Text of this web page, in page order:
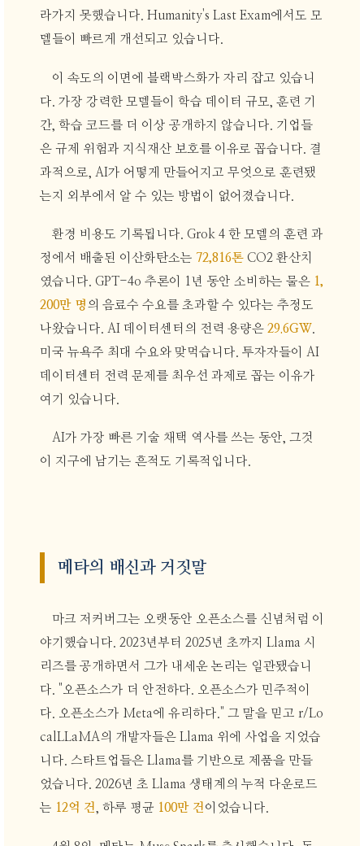
라가지 못했습니다. Humanity's Last Exam에서도 모
델들이 빠르게 개선되고 있습니다.
이 속도의 이면에 블랙박스화가 자리 잡고 있습니
다. 가장 강력한 모델들이 학습 데이터 규모, 훈련 기
간, 학습 코드를 더 이상 공개하지 않습니다. 기업들
은 규제 위험과 지식재산 보호를 이유로 꼽습니다. 결
과적으로, AI가 어떻게 만들어지고 무엇으로 훈련됐
는지 외부에서 알 수 있는 방법이 없어졌습니다.
환경 비용도 기록됩니다. Grok 4 한 모델의 훈련 과
정에서 배출된 이산화탄소는 72,816톤CO2 환산치
였습니다. GPT-4o 추론이 1년 동안 소비하는 물은
1,
200만 명 의 음료수 수요를 초과할 수 있다는 추정도
나왔습니다. AI 데이터센터의 전력 용량은 29.6GW
미국 뉴욕주 최대 수요와 맞먹습니다. 투자자들이 AI
데이터센터 전력 문제를 최우선 과제로 꼽는 이유가
여기 있습니다.
AI가 가장 빠른 기술 채택 역사를 쓰는 동안, 그것
이 지구에 남기는 흔적도 기록적입니다.
메타의 배신과 거짓말
마크 저커버그는 오랫동안 오픈소스를 신념처럼 이
야기했습니다. 2023년부터 2025년 초까지 Llama 시
리즈를 공개하면서 그가 내세운 논리는 일관됐습니
다. "오픈소스가 더 안전하다. 오픈소스가 민주적이
다. 오픈소스가 Meta에 유리하다." 그 말을 믿고 r/Lo
calLLaMA의 개발자들은 Llama 위에 사업을 지었습
니다. 스타트업들은 Llama를 기반으로 제품을 만들
었습니다. 2026년 초 Llama 생태계의 누적 다운로드
는 12억 건, 하루 평균 100만 건 이었습니다.